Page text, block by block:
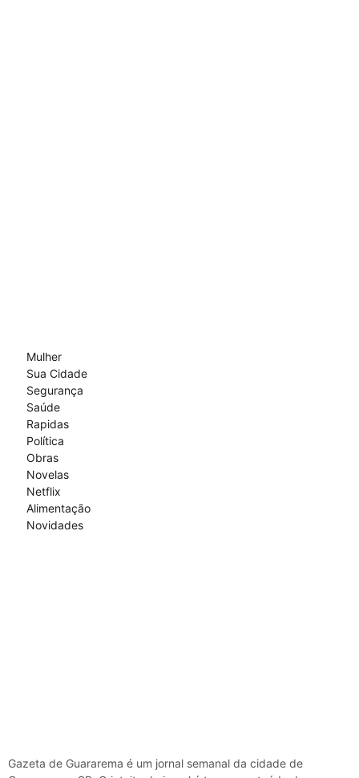
Mulher
Sua Cidade
Segurança
Saúde
Rapidas
Política
Obras
Novelas
Netflix
Alimentação
Novidades
Gazeta de Guararema é um jornal semanal da cidade de